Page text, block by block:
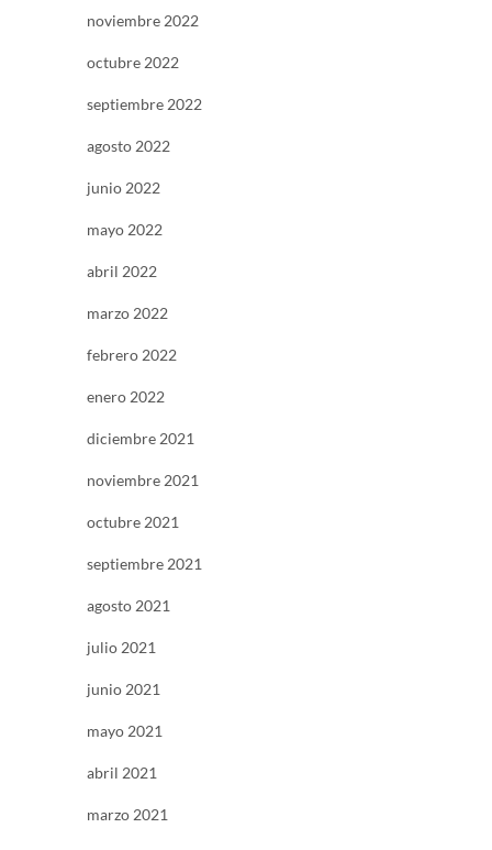
noviembre 2022
octubre 2022
septiembre 2022
agosto 2022
junio 2022
mayo 2022
abril 2022
marzo 2022
febrero 2022
enero 2022
diciembre 2021
noviembre 2021
octubre 2021
septiembre 2021
agosto 2021
julio 2021
junio 2021
mayo 2021
abril 2021
marzo 2021